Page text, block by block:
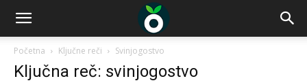
Početna Ključne reči Svinjogostvo
Ključna reč: svinjogostvo